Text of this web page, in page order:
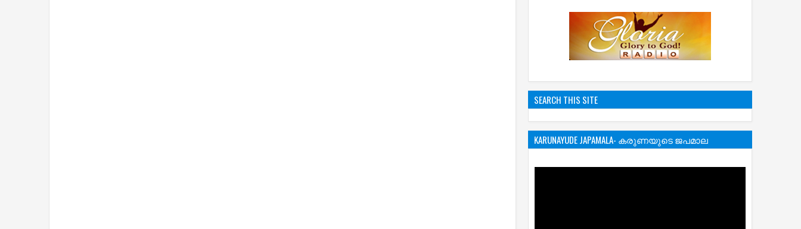
SEARCH THIS SITE
KARUNAYUDE JAPAMALA- കരുണയുടെ ജപമാല